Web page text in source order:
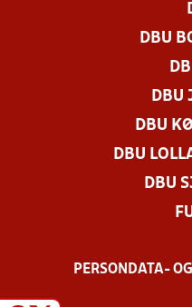
DBU
DBU
DBU
DBU
DBU
PERSONDATA-